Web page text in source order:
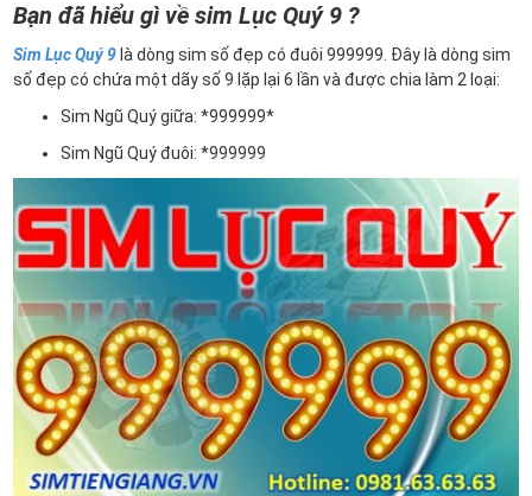
Bạn đã hiểu gì về sim Lục Quý 9 ?
Sim Lục Quý 9 là dòng sim số đẹp có đuôi 999999. Đây là dòng sim
số đẹp có chứa một dãy số 9 lặp lại 6 lần và được chia làm 2 loại:
Sim Ngũ Quý giữa: *999999*
Sim Ngũ Quý đuôi: *999999